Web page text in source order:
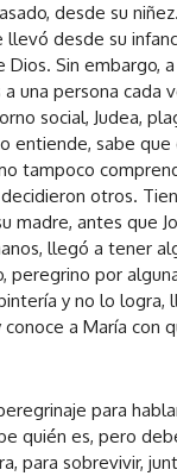
desde su
desde su
Dios. Sin embargo,
una persona cada
social, Judea,
entiende, sabe
tampoco
otros.
madre, antes que
llegó a tener
peregrino por
y no lo logra,
a María con
para
quién es, pero
para sobrevivir,